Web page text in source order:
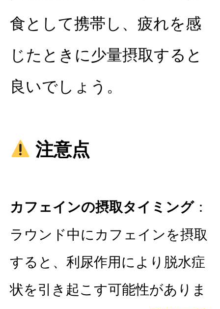
食として携帯し、疲れを感
じたときに少量摂取すると
良いでしょう。
注意点
カフェインの摂取タイミング：
ラウンド中にカフェインを摂取
すると、利尿作用により脱水症
状を引き起こす可能性がありま